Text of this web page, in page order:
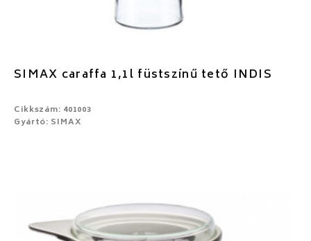
SIMAX caraffa 1,1l füstszínű tető INDIS
Cikkszám: 401003
Gyártó: SIMAX